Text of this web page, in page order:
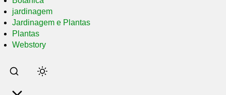
jardinagem
Jardinagem e Plantas
Plantas
Webstory
Pular